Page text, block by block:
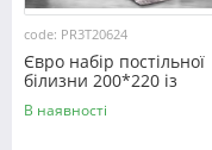
code: PR3T20624
Євро набір постільної
білизни 200*220 із
полікотону №20624
Черешенка™
В наявності